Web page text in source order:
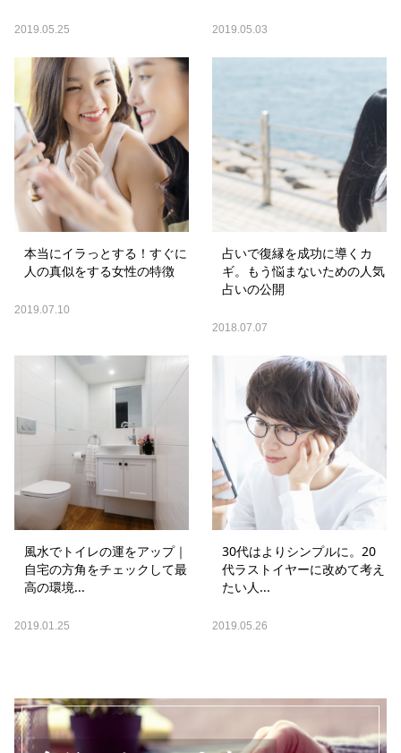
2019.05.25 2019.05.03
本当にイラっとする！すぐに
人の真似をする女性の特徴
2019.07.10
占いで復縁を成功に導くカ
ギ。もう悩まないための人気
占いの公開
2018.07.07
風水でトイレの運をアップ｜
自宅の方角をチェックして最
高の環境...
2019.01.25
30代はよりシンプルに。20
代ラストイヤーに改めて考え
たい人...
2019.05.26